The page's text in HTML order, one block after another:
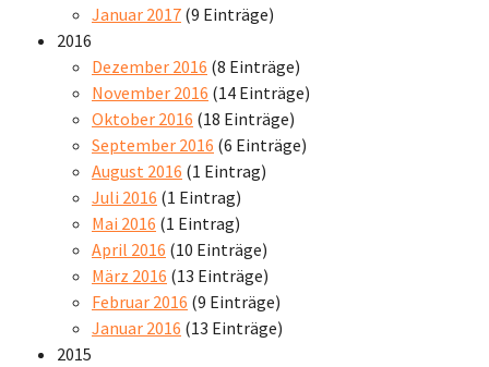
Januar 2017 (9 Einträge)
2016
Dezember 2016 (8 Einträge)
November 2016 (14 Einträge)
Oktober 2016 (18 Einträge)
September 2016 (6 Einträge)
August 2016 (1 Eintrag)
Juli 2016 (1 Eintrag)
Mai 2016 (1 Eintrag)
April 2016 (10 Einträge)
März 2016 (13 Einträge)
Februar 2016 (9 Einträge)
Januar 2016 (13 Einträge)
2015